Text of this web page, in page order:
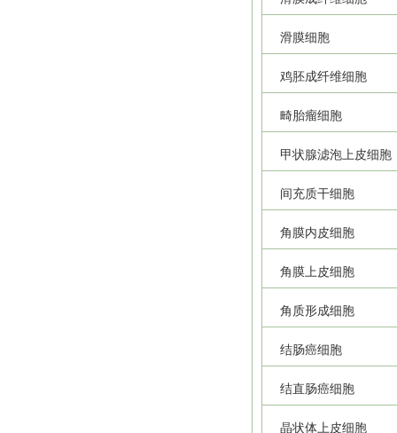
滑膜细胞
鸡胚成纤维细胞
畸胎瘤细胞
甲状腺滤泡上皮细胞
间充质干细胞
角膜内皮细胞
角膜上皮细胞
角质形成细胞
结肠癌细胞
结直肠癌细胞
晶状体上皮细胞